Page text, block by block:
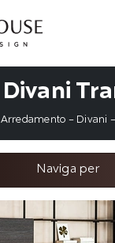
Divani
Arredamento - Divani -
Naviga per